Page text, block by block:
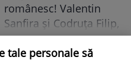
românesc! Valentin
Sanfira și Codruța Filip,
împreună ....
tale personale să